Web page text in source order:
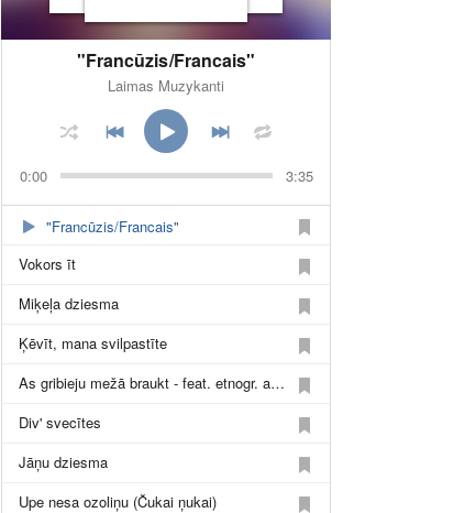
"Francūzis/Francais"
Laimas Muzykanti
0:00 3:35
"Francūzis/Francais"
Vokors īt
Miķeļa dziesma
Ķēvīt, mana svilpastīte
As gribieju mežā braukt - feat. etnogr. ans. "Vabaļis" & Natali Coton
Div' svecītes
Jāņu dziesma
Upe nesa ozoliņu (Čukai ņukai)